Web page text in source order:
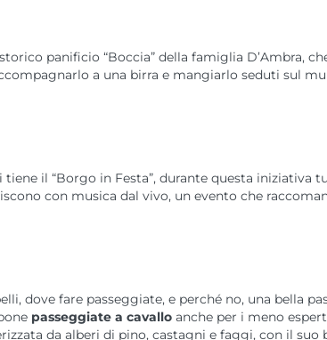
panificio “Boccia” della famiglia D’Ambra,
a una birra e mangiarlo seduti sul
tiene il “Borgo in Festa”, durante questa
con musica dal vivo, un evento che
dove fare passeggiate, e perché no, una bella
passeggiate a cavalloanche per i meno
da alberi di pino, castagni e faggi, con il